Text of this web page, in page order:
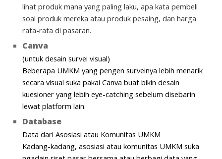
lihat produk mana yang paling laku, apa kata pembeli
soal produk mereka atau produk pesaing, dan harga
rata-rata di pasaran.
Canva
(untuk desain survei visual)
Beberapa UMKM yang pengen surveinya lebih menarik
secara visual suka pakai Canva buat bikin desain
kuesioner yang lebih eye-catching sebelum disebarin
lewat platform lain.
Database
Data dari Asosiasi atau Komunitas UMKM
Kadang-kadang, asosiasi atau komunitas UMKM suka